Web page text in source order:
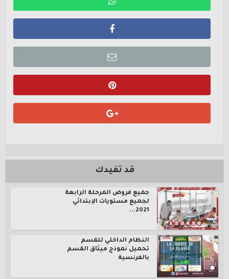
قد تفيدك
جميع فروض المرحلة الرابعة
لجميع مستويات الإبتدائي
2021...
النظام الداخلي للقسم
تحميل نموذج ميثاق القسم
بالفرنسية